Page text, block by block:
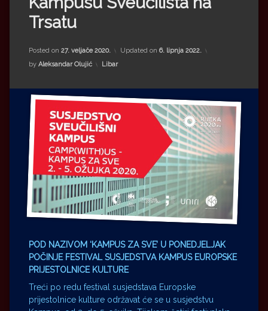
Impressum
Milenko Strižak
Drugi autori
Drugi autori
Matea Andrić
Ljiljana Lekanić-Kljaić
Željko Krznarić
Mario Lovreković
Miroslav Šantek
Trsatu
Posted on 27. veljače 2020. Updated on 6. lipnja 2022.
by Aleksandar Olujić Kategorije:
Libar
POD NAZIVOM ‘KAMPUS ZA SVE’ U PONEDJELJAK
POČINJE FESTIVAL SUSJEDSTVA KAMPUS EUROPSKE
PRIJESTOLNICE KULTURE
Treći po redu festival susjedstava Europske
prijestolnice kulture održavat će se u susjedstvu